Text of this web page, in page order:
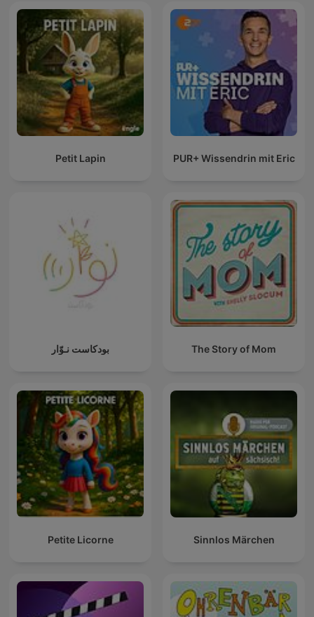
PUR+ Wissendrin mit Eric
Petit Lapin
The Story of Mom بودكاست نـوّار
Sinnlos Märchen
Petite Licorne